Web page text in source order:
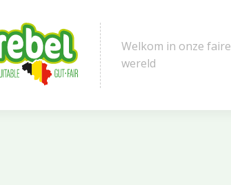
Welkom in onze faire
wereld